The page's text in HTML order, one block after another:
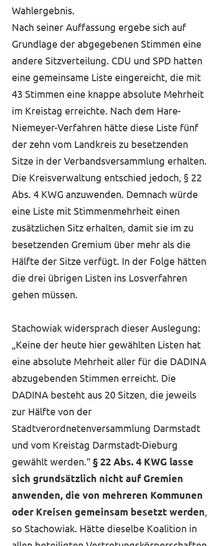
Wahlergebnis.
Nach seiner Auffassung ergebe sich auf
Grundlage der abgegebenen Stimmen eine
andere Sitzverteilung. CDU und SPD hatten
eine gemeinsame Liste eingereicht, die mit
43 Stimmen eine knappe absolute Mehrheit
im Kreistag erreichte. Nach dem Hare-
Niemeyer-Verfahren hätte diese Liste fünf
der zehn vom Landkreis zu besetzenden
Sitze in der Verbandsversammlung erhalten.
Die Kreisverwaltung entschied jedoch, § 22
Abs. 4 KWG anzuwenden. Demnach würde
eine Liste mit Stimmenmehrheit einen
zusätzlichen Sitz erhalten, damit sie im zu
besetzenden Gremium über mehr als die
Hälfte der Sitze verfügt. In der Folge hätten
die drei übrigen Listen ins Losverfahren
gehen müssen.
Stachowiak widersprach dieser Auslegung:
„Keine der heute hier gewählten Listen hat
eine absolute Mehrheit aller für die DADINA
abzugebenden Stimmen erreicht. Die
DADINA besteht aus 20 Sitzen, die jeweils
zur Hälfte von der
Stadtverordnetenversammlung Darmstadt
und vom Kreistag Darmstadt-Dieburg
gewählt werden.“ § 22 Abs. 4 KWG lasse
sich grundsätzlich nicht auf Gremien
anwenden, die von mehreren Kommunen
oder Kreisen gemeinsam besetzt werden,
so Stachowiak. Hätte dieselbe Koalition in